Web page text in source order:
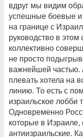
вдруг мы видим
успешные боевые и
на границе с
руководство в
коллективно
не просто
важнейшей частью.
плевать хотела на
линию. То есть с
израильское лобби
Одновременно
которые в Израиле,
антиизраильские.